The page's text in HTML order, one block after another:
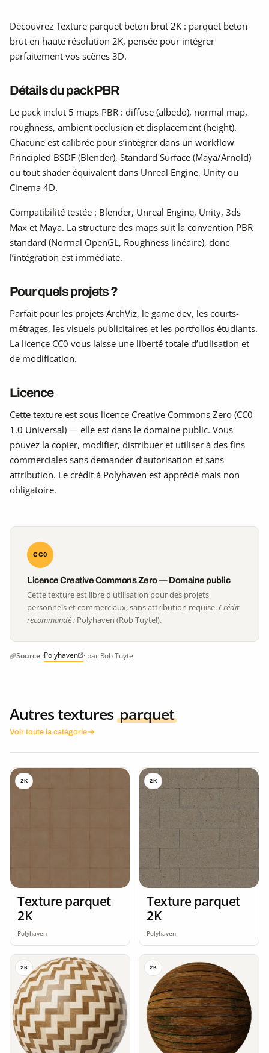
Découvrez Texture parquet beton brut 2K : parquet beton
brut en haute résolution 2K, pensée pour intégrer
parfaitement vos scènes 3D.
Détails du pack PBR
Le pack inclut 5 maps PBR : diffuse (albedo), normal map,
roughness, ambient occlusion et displacement (height).
Chacune est calibrée pour s’intégrer dans un workflow
Principled BSDF (Blender), Standard Surface (Maya/Arnold)
ou tout shader équivalent dans Unreal Engine, Unity ou
Cinema 4D.
Compatibilité testée : Blender, Unreal Engine, Unity, 3ds
Max et Maya. La structure des maps suit la convention PBR
standard (Normal OpenGL, Roughness linéaire), donc
l’intégration est immédiate.
Pour quels projets ?
Parfait pour les projets ArchViz, le game dev, les courts-
métrages, les visuels publicitaires et les portfolios étudiants.
La licence CC0 vous laisse une liberté totale d’utilisation et
de modification.
Licence
Cette texture est sous licence Creative Commons Zero (CC0
1.0 Universal) — elle est dans le domaine public. Vous
pouvez la copier, modifier, distribuer et utiliser à des fins
commerciales sans demander d’autorisation et sans
attribution. Le crédit à Polyhaven est apprécié mais non
obligatoire.
CC0
Licence Creative Commons Zero — Domaine public
Cette texture est libre d'utilisation pour des projets
personnels et commerciaux, sans attribution requise. Crédit
recommandé : Polyhaven (Rob Tuytel).
Source :Polyhaven · par Rob Tuytel
Autres textures parquet
Voir toute la catégorie
2K
Texture parquet
2K
Polyhaven
2K
Texture parquet
2K
Polyhaven
2K 2K